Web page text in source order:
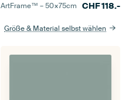
ArtFrame™ –50×75cm CHF118.-
Größe & Material selbst wählen